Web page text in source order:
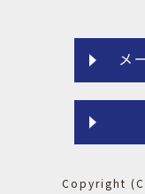
メ
Copyright